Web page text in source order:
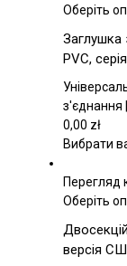
Оберіть
Заглушка
PVC,
з'єднання
0,00 zł
Вибрати
Перегляд
Оберіть
версія